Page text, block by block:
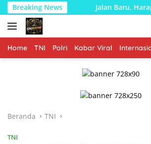
Langsung
ke
konten
Breaking NewsJalan Baru, Harapan Baru: Asa
Home TNI Polri Kabar Viral
Beranda TNI
TNI